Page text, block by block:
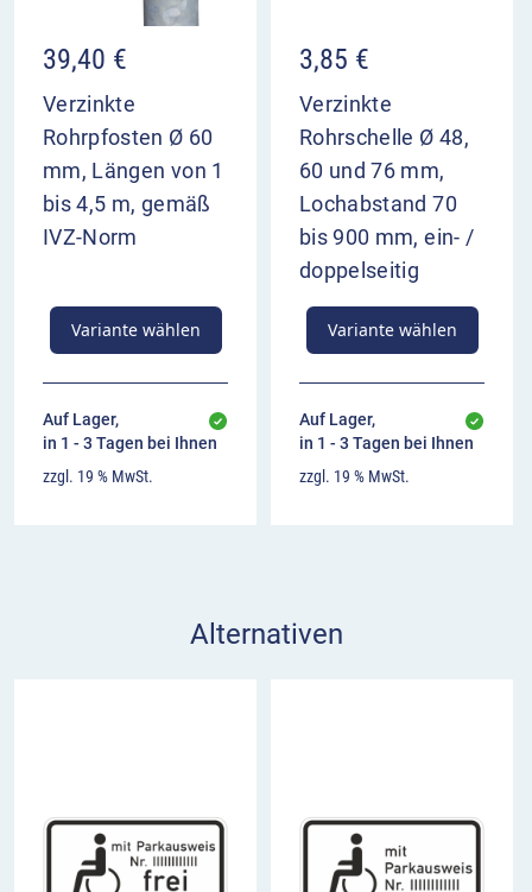
39,40 €
Verzinkte
Rohrpfosten Ø 60
mm, Längen von 1
bis 4,5 m, gemäß
IVZ-Norm
Variante wählen
Auf Lager,
in 1 - 3 Tagen bei Ihnen
zzgl. 19 % MwSt.
3,85 €
Verzinkte
Rohrschelle Ø 48,
60 und 76 mm,
Lochabstand 70
bis 900 mm, ein- /
doppelseitig
Variante wählen
Auf Lager,
in 1 - 3 Tagen bei Ihnen
zzgl. 19 % MwSt.
Alternativen